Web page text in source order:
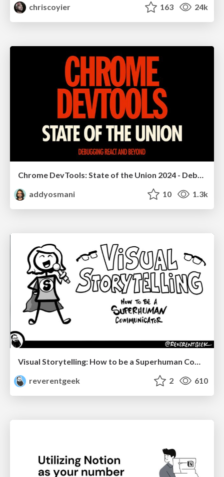
chriscoyier
163 24k
Chrome DevTools: State of the Union 2024 - Debugging React & Beyond
addyosmani
10 1.3k
Visual Storytelling: How to be a Superhuman Communicator
reverentgeek
2 610